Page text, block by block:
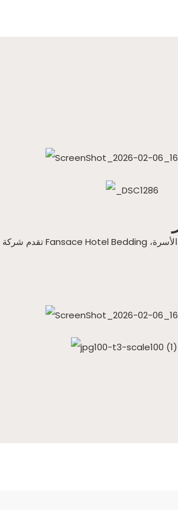
تقدم شركة Fansace Hotel Bedding مجموعة واسعة من مفروشات الفنادق الفاخرة بما في ذلك الشراشف، وأغطية المراتب، ومنتجات الريش مثل الوسائد والألحفة، وأغطية اللحاف، والألحفة الفاخرة وأغطية الأسرة،